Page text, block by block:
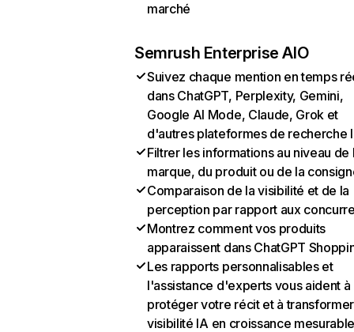
marché
Semrush Enterprise AIO
Suivez chaque mention en temps
dans ChatGPT, Perplexity, Gemini,
Google AI Mode, Claude, Grok et
d'autres plateformes de recherche
Filtrer les informations au niveau de
marque, du produit ou de la
Comparaison de la visibilité et de la
perception par rapport aux
Montrez comment vos produits
apparaissent dans ChatGPT
Les rapports personnalisables et
l'assistance d'experts vous aident à
protéger votre récit et à
visibilité IA en croissance